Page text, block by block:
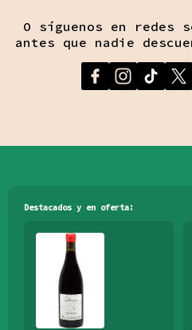
O síguenos en redes
antes que nadie
Destacados y en oferta: